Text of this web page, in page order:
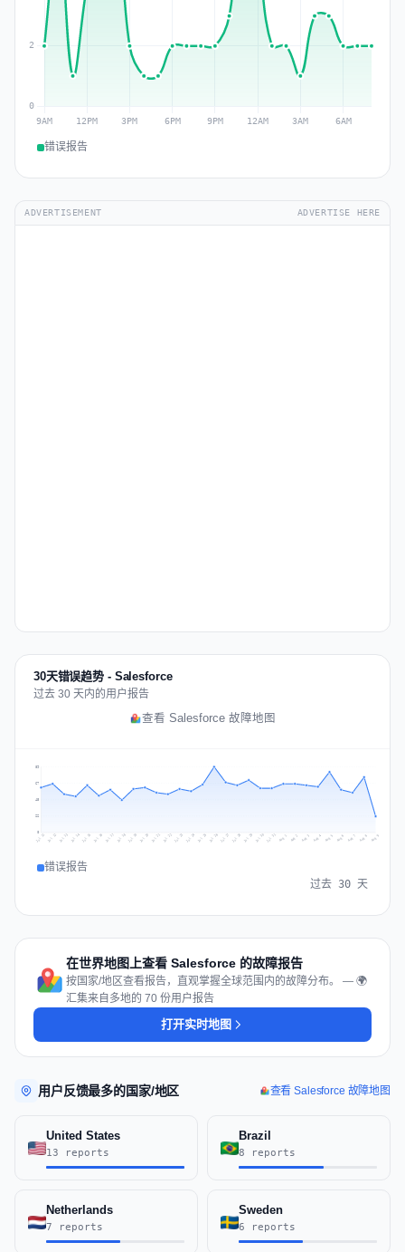
错误报告
ADVERTISEMENT ADVERTISE HERE
30天错误趋势 - Salesforce
过去 30 天内的用户报告
查看 Salesforce 故障地图
22
45
67
89
Jul 11 Jul 12 Jul 13 Jul 14 Jul 15 Jul 16 Jul 17 Jul 18 Jul 19 Jul 20 Jul 21 Jul 22 Jul 23 Jul 24 Jul 25 Jul 26 Jul 27 Jul 28 Jul 29 Jul 30 Jul 31 Aug 1 Aug 2 Aug 3 Aug 4 Aug 5 Aug 6 Aug 7 Aug 8 Aug 9
错误报告
过去 30 天
在世界地图上查看 Salesforce 的故障报告
按国家/地区查看报告，直观掌握全球范围内的故障分布。 — 🌍
汇集来自多地的 70 份用户报告
打开实时地图
用户反馈最多的国家/地区 查看 Salesforce 故障地图
United States
13 reports
Brazil
8 reports
Netherlands
7 reports
Sweden
6 reports